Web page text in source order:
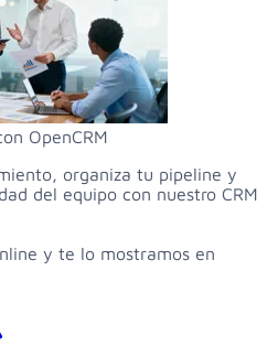
OpenCRM
organiza tu pipeline y
del equipo con nuestro CRM
y te lo mostramos en